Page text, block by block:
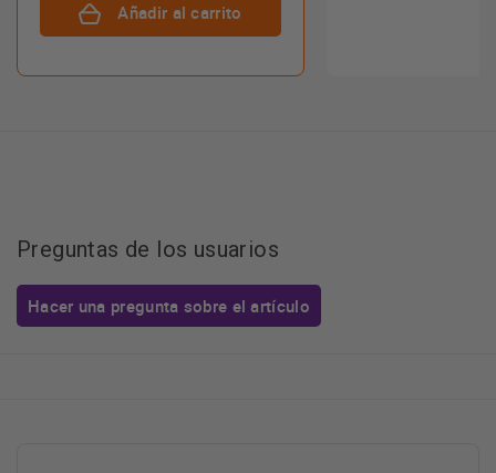
Añadir al carrito
Preguntas de los usuarios
Hacer una pregunta sobre el artículo